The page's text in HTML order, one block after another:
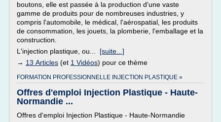
boutons, elle est passée à la production d'une vaste
gamme de produits pour de nombreuses industries, y
compris l'automobile, le médical, l'aérospatial, les produits
de consommation, les jouets, la plomberie, l'emballage et la
construction.
L'injection plastique, ou... [suite...]
→ 13 Articles (et 1 Vidéos) pour ce thème
FORMATION PROFESSIONNELLE INJECTION PLASTIQUE »
Offres d'emploi Injection Plastique - Haute-
Normandie ...
Offres d'emploi Injection Plastique - Haute-Normandie